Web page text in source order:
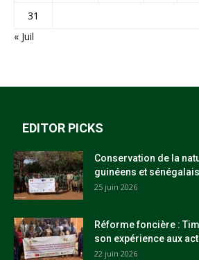
31
« Juil
EDITOR PICKS
Conservation de la
guinéens et
25 juin 2026
Réforme foncière :
son expérience aux
22 juin 2026